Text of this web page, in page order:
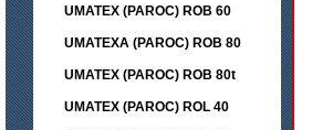
UMATEX (PAROC) ROB 60
UMATEXA (PAROC) ROB 80
UMATEX (PAROC) ROB 80t
UMATEX (PAROC) ROL 40